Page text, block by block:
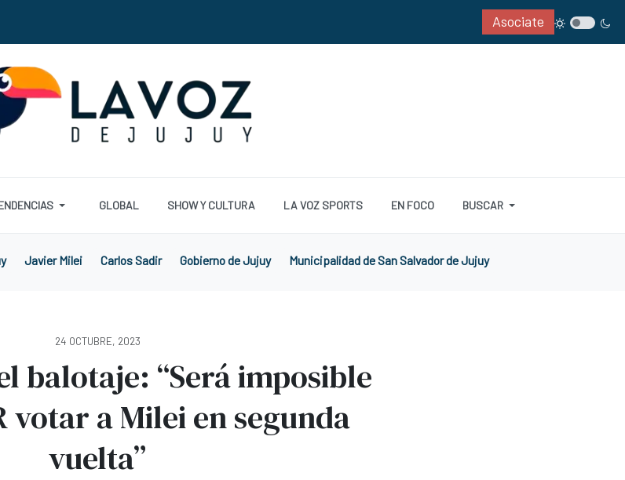
Asociate
GLOBAL SHOW Y CULTURA LA VOZ SPORTS EN FOCO BUSCAR
Javier Milei Carlos Sadir Gobierno de Jujuy Municipalidad de San Salvador de Jujuy
24 OCTUBRE, 2023
balotaje: “Será imposible
votar a Milei en segunda
vuelta”